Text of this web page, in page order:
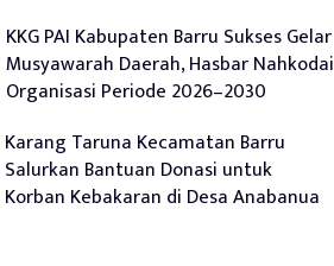
KKG PAI Kabupaten Barru Sukses Gelar
Musyawarah Daerah, Hasbar Nahkodai
Organisasi Periode 2026–2030
Karang Taruna Kecamatan Barru
Salurkan Bantuan Donasi untuk
Korban Kebakaran di Desa Anabanua